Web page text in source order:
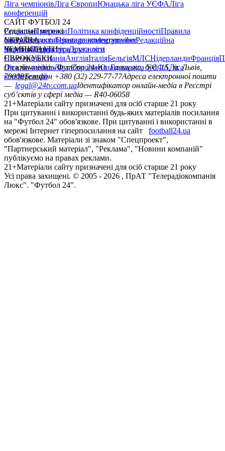
Ліга чемпіонівЛіга ЄвропиЮнацька ліга УЄФАЛіга
конференцій
САЙТ ФУТБОЛ 24
РедакціяПрогнозиПолітика конфіденційностіПравила
сайтуКонтактиПравила коментуванняРедакційна
політикаСтруктура власності
Соціальні мережі
facebookxyoutubeinstagramtelegramviber
УКРАЇНА
УкраїнаПерша лігаДруга ліга
ЧЕМПІОНАТИ
НімеччинаІспаніяАнгліяІталіяБельгіяМЛСНідерландиФранція
ЄВРОКУБКИ
Ліга чемпіонівЛіга ЄвропиЮнацька ліга УЄФАЛіга
конференцій
Онлайн-медіа «Футбол 24»пл. Галицька, буд. 15, м. Львів,
79008Телефон +380 (32) 229-77-77Адреса електронної пошти
— legal@24tv.com.uaІдентифікатор онлайн-медіа в Реєстрі
суб’єктів у сфері медіа — R40-06058
21+Матеріали сайту призначені для осіб старше 21 року
При цитуванні і використанні будь-яких матеріалів посилання
на "Футбол 24" обов'язкове. При цитуванні і використанні в
мережі Інтернет гіперпосилання на сайт
football24.ua
обов'язкове. Матеріали зі знаком "Спецпроект",
"Партнерський матеріал", "Реклама", "Новини компаній"
публікуємо на правах реклами.
21+Матеріали сайту призначені для осіб старше 21 року
Усi права захищенi. © 2005 - 2026 , ПрАТ "Телерадіокомпанія
Люкс". "Футбол 24".